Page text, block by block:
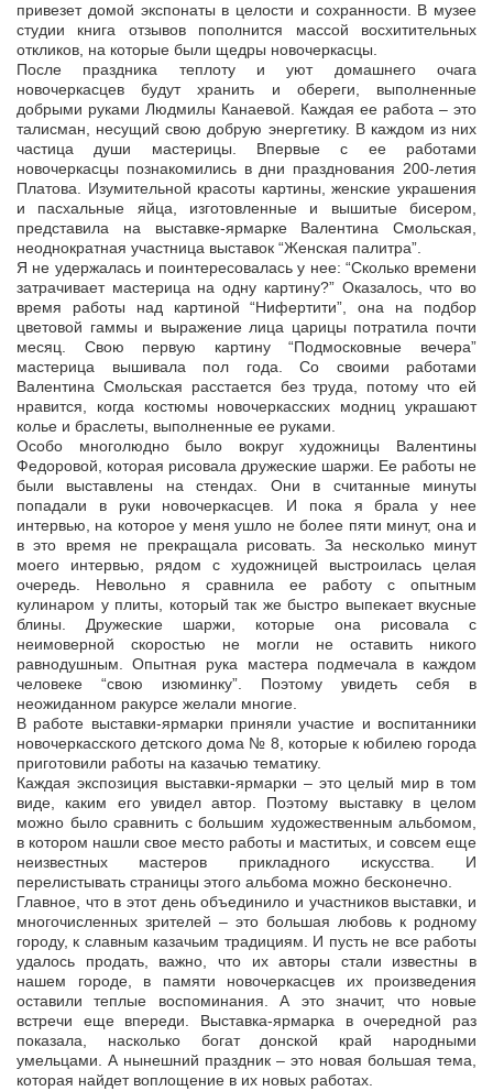
привезет домой экспонаты в целости и сохранности. В музее
студии книга отзывов пополнится массой восхитительных
откликов, на которые были щедры новочеркасцы.
После праздника теплоту и уют домашнего очага
новочеркасцев будут хранить и обереги, выполненные
добрыми руками Людмилы Канаевой. Каждая ее работа – это
талисман, несущий свою добрую энергетику. В каждом из них
частица души мастерицы. Впервые с ее работами
новочеркасцы познакомились в дни празднования 200-летия
Платова. Изумительной красоты картины, женские украшения
и пасхальные яйца, изготовленные и вышитые бисером,
представила на выставке-ярмарке Валентина Смольская,
неоднократная участница выставок “Женская палитра”.
Я не удержалась и поинтересовалась у нее: “Сколько времени
затрачивает мастерица на одну картину?” Оказалось, что во
время работы над картиной “Нифертити”, она на подбор
цветовой гаммы и выражение лица царицы потратила почти
месяц. Свою первую картину “Подмосковные вечера”
мастерица вышивала пол года. Со своими работами
Валентина Смольская расстается без труда, потому что ей
нравится, когда костюмы новочеркасских модниц украшают
колье и браслеты, выполненные ее руками.
Особо многолюдно было вокруг художницы Валентины
Федоровой, которая рисовала дружеские шаржи. Ее работы не
были выставлены на стендах. Они в считанные минуты
попадали в руки новочеркасцев. И пока я брала у нее
интервью, на которое у меня ушло не более пяти минут, она и
в это время не прекращала рисовать. За несколько минут
моего интервью, рядом с художницей выстроилась целая
очередь. Невольно я сравнила ее работу с опытным
кулинаром у плиты, который так же быстро выпекает вкусные
блины. Дружеские шаржи, которые она рисовала с
неимоверной скоростью не могли не оставить никого
равнодушным. Опытная рука мастера подмечала в каждом
человеке “свою изюминку”. Поэтому увидеть себя в
неожиданном ракурсе желали многие.
В работе выставки-ярмарки приняли участие и воспитанники
новочеркасского детского дома № 8, которые к юбилею города
приготовили работы на казачью тематику.
Каждая экспозиция выставки-ярмарки – это целый мир в том
виде, каким его увидел автор. Поэтому выставку в целом
можно было сравнить с большим художественным альбомом,
в котором нашли свое место работы и маститых, и совсем еще
неизвестных мастеров прикладного искусства. И
перелистывать страницы этого альбома можно бесконечно.
Главное, что в этот день объединило и участников выставки, и
многочисленных зрителей – это большая любовь к родному
городу, к славным казачьим традициям. И пусть не все работы
удалось продать, важно, что их авторы стали известны в
нашем городе, в памяти новочеркасцев их произведения
оставили теплые воспоминания. А это значит, что новые
встречи еще впереди. Выставка-ярмарка в очередной раз
показала, насколько богат донской край народными
умельцами. А нынешний праздник – это новая большая тема,
которая найдет воплощение в их новых работах.